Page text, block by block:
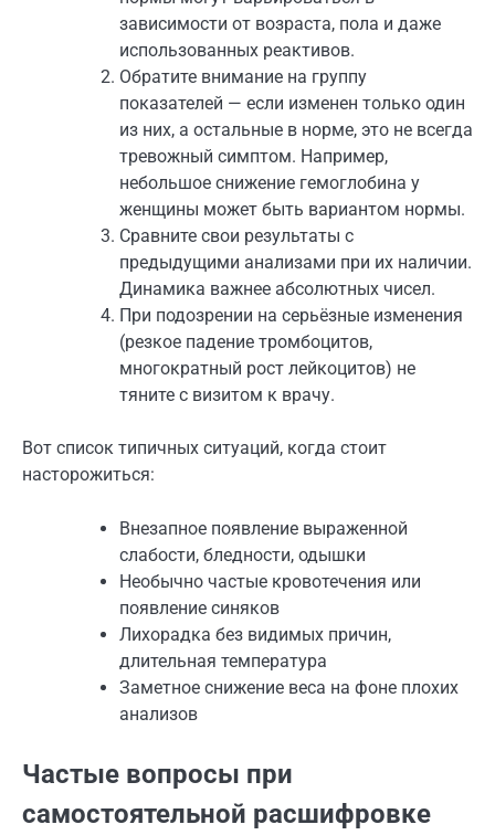
зависимости от возраста, пола и даже
использованных реактивов.
Обратите внимание на группу
показателей — если изменен только один
из них, а остальные в норме, это не всегда
тревожный симптом. Например,
небольшое снижение гемоглобина у
женщины может быть вариантом нормы.
Сравните свои результаты с
предыдущими анализами при их наличии.
Динамика важнее абсолютных чисел.
При подозрении на серьёзные изменения
(резкое падение тромбоцитов,
многократный рост лейкоцитов) не
тяните с визитом к врачу.
Вот список типичных ситуаций, когда стоит
насторожиться:
Внезапное появление выраженной
слабости, бледности, одышки
Необычно частые кровотечения или
появление синяков
Лихорадка без видимых причин,
длительная температура
Заметное снижение веса на фоне плохих
анализов
Частые вопросы при
самостоятельной расшифровке